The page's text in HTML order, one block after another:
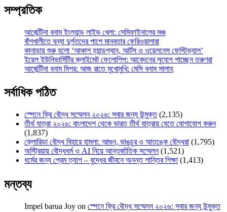
সম্প্রতিক
আর্জেন্টিনা বনাম ইংল্যান্ড লাইভ খেলা: সেমিফাইনালের মঞ্চ
বাঁশখালীতে বন্যা দুর্গতদের পাশে মানবতার ফেরিওয়ালারা
কানাডায় শুরু হলো ‘আকাশ হ্যান্ডপ্যান, আর্টস ও ওয়েলনেস ফেস্টিভ্যাল’
ইয়েল ইউনিভার্সিটির ক্লাইমেট ফেলোশিপ: আবেদনের সুযোগ পাচ্ছেন তরুণরা
আর্জেন্টিনা বনাম মিশর: আজ রাতে মুখোমুখি: মেসি বনাম সালাহ
সর্বাধিক পঠিত
স্পেনে ফ্রি বৌদ্ধ সম্মেলন ২০২৬: সবার জন্য উন্মুক্ত (2,135)
তীর্থ যাত্রা ২০২৬: বাংলাদেশ থেকে ভারত তীর্থ যাত্রায় যেতে যোগাযোগ করুন
(1,837)
ফ্লোরিডা বৌদ্ধ বিহারে হামলা: আগুন, ভাঙচুর ও আতঙ্কে বৌদ্ধরা (1,795)
অস্ট্রিয়ায় বৌদ্ধধর্ম ও AI নিয়ে আন্তর্জাতিক সম্মেলন (1,521)
ধর্মের জন্য প্রেম ত্যাগ – বুদ্ধের জীবনে অনন্ত শান্তির শিক্ষা (1,413)
মন্তব্য
Impel barua Joy on স্পেনে ফ্রি বৌদ্ধ সম্মেলন ২০২৬: সবার জন্য উন্মুক্ত